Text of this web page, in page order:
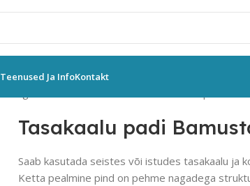
Teenused Ja InfoKontakt
Tasakaalu padi
Saab kasutada seistes või istudes tasakaalu ja
Ketta pealmine pind on pehme nagadega